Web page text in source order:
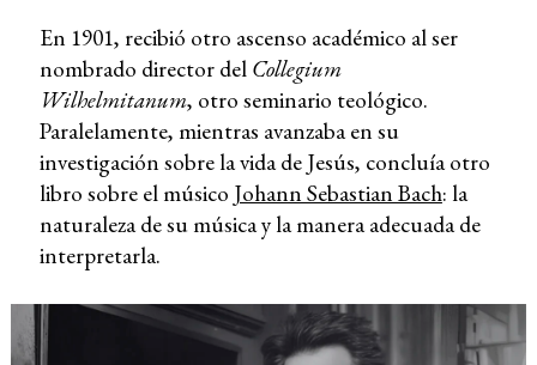
En 1901, recibió otro ascenso académico al ser
nombrado director del Collegium
Wilhelmitanum, otro seminario teológico.
Paralelamente, mientras avanzaba en su
investigación sobre la vida de Jesús, concluía otro
libro sobre el músico Johann Sebastian Bach: la
naturaleza de su música y la manera adecuada de
interpretarla.